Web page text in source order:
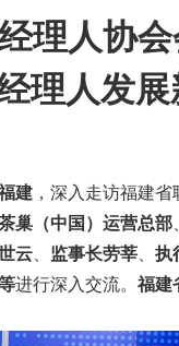
理人协
理人发
建 ，深入走访福建
巢（中国）运营总部
云 监事长劳莘 执
进行深入交流。 福建